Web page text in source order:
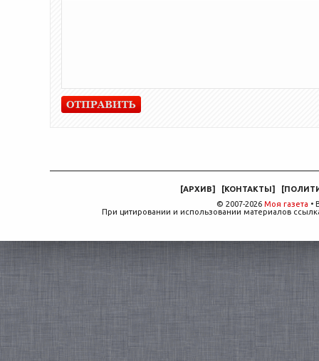
[АРХИВ] [КОНТАКТЫ] [
© 2007-2026 Моя газета •
При цитировании и использовании материалов